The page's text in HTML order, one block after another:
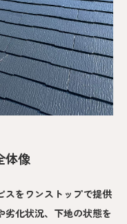
体像
スをワンストップで提供
劣化状況、下地の状態を